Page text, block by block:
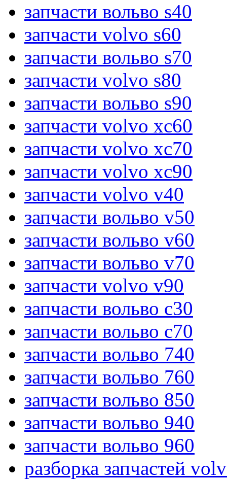
запчасти вольво s40
запчасти volvo s60
запчасти вольво s70
запчасти volvo s80
запчасти вольво s90
запчасти volvo xc60
запчасти volvo xc70
запчасти volvo xc90
запчасти volvo v40
запчасти вольво v50
запчасти вольво v60
запчасти вольво v70
запчасти volvo v90
запчасти вольво c30
запчасти вольво c70
запчасти вольво 740
запчасти вольво 760
запчасти вольво 850
запчасти вольво 940
запчасти вольво 960
разборка запчастей